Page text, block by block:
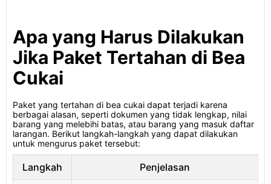
Apa yang Harus Dilakukan
Jika Paket Tertahan di Bea
Cukai
Paket yang tertahan di bea cukai dapat terjadi karena
berbagai alasan, seperti dokumen yang tidak lengkap, nilai
barang yang melebihi batas, atau barang yang masuk daftar
larangan. Berikut langkah-langkah yang dapat dilakukan
untuk mengurus paket tersebut:
Langkah Penjelasan